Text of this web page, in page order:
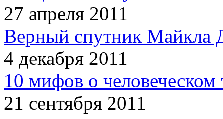
27 апреля 2011
Верный спутник Майкла
4 декабря 2011
10 мифов о человеческом
21 сентября 2011